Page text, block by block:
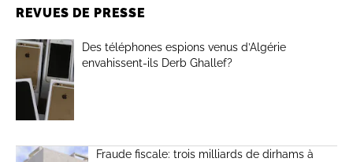
REVUES DE PRESSE
Des téléphones espions venus d’Algérie
envahissent-ils Derb Ghallef?
Fraude fiscale: trois milliards de dirhams à